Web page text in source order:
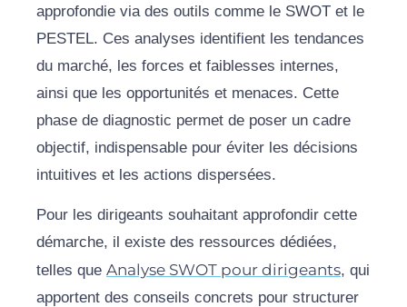
approfondie via des outils comme le SWOT et le
PESTEL. Ces analyses identifient les tendances
du marché, les forces et faiblesses internes,
ainsi que les opportunités et menaces. Cette
phase de diagnostic permet de poser un cadre
objectif, indispensable pour éviter les décisions
intuitives et les actions dispersées.
Pour les dirigeants souhaitant approfondir cette
démarche, il existe des ressources dédiées,
telles que Analyse SWOT pour dirigeants, qui
apportent des conseils concrets pour structurer